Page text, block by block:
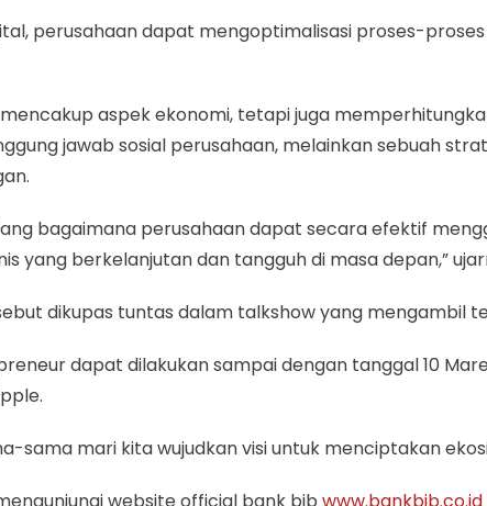
perusahaan dapat mengoptimalisasi proses-
aspek ekonomi, tetapi juga
jawab sosial perusahaan, melainkan sebuah
bagaimana perusahaan dapat secara efektif
yang berkelanjutan dan tangguh di masa depan,”
dikupas tuntas dalam talkshow yang mengambil
dapat dilakukan sampai dengan tanggal 10
sama mari kita wujudkan visi untuk menciptakan